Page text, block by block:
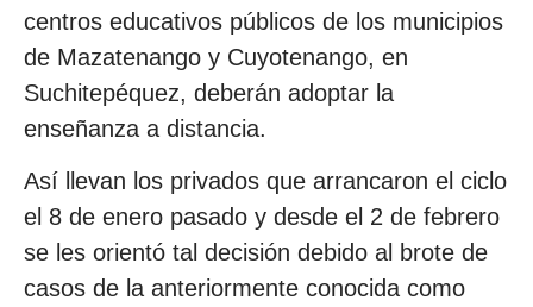
centros educativos públicos de los municipios
de Mazatenango y Cuyotenango, en
Suchitepéquez, deberán adoptar la
enseñanza a distancia.
Así llevan los privados que arrancaron el ciclo
el 8 de enero pasado y desde el 2 de febrero
se les orientó tal decisión debido al brote de
casos de la anteriormente conocida como